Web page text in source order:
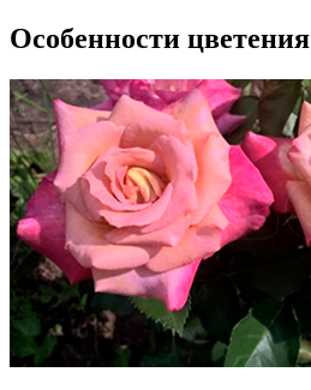
Особенности цветения